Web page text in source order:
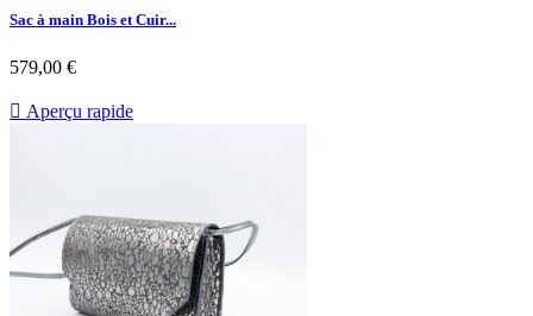
Sac à main Bois et Cuir...
579,00 €
 Aperçu rapide